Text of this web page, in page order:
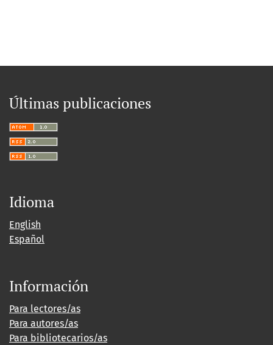
Últimas publicaciones
Idioma
English
Español
Información
Para lectores/as
Para autores/as
Para bibliotecarios/as